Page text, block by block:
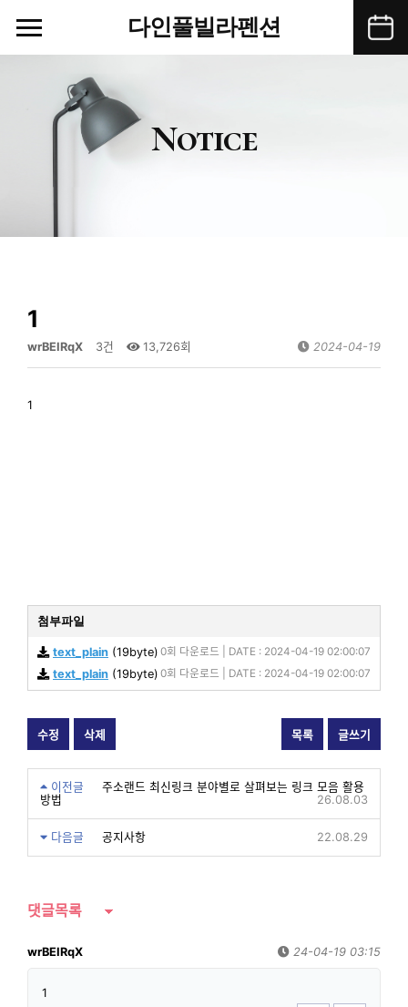
Menu 다인풀빌라펜션
Notice
1
wrBEIRqX 3건 13,726회 2024-04-19
1
첨부파일
text_plain (19byte) 0회 다운로드 | DATE : 2024-04-19 02:00:07
text_plain (19byte) 0회 다운로드 | DATE : 2024-04-19 02:00:07
수정 삭제 목록 글쓰기
이전글
주소랜드 최신링크 분야별로 살펴보는 링크 모음 활용
방법
26.08.03
다음글 공지사항 22.08.29
댓글목록
wrBEIRqX 24-04-19 03:15
1